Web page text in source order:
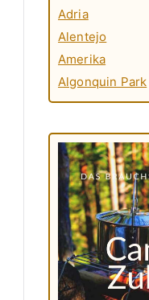
Adria
Alentejo
Amerika
Algonquin Park